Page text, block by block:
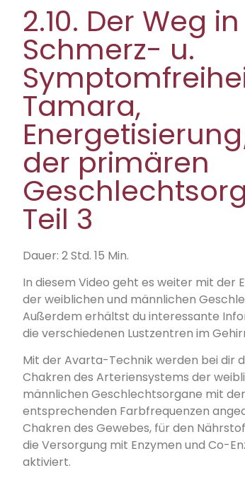
2.10. Der Weg
Schmerz- u.
Tamara,
der primären
Teil 3
Dauer: 2 Std. 15 Min.
In diesem Video geht es weiter mit der
der weiblichen und männlichen
Außerdem erhältst du interessante
die verschiedenen Lustzentren im
Mit der Avarta-Technik werden bei dir
Chakren des Arteriensystems der
männlichen Geschlechtsorgane mit
entsprechenden Farbfrequenzen
Chakren des Gewebes, für den
die Versorgung mit Enzymen und Co-
aktiviert.